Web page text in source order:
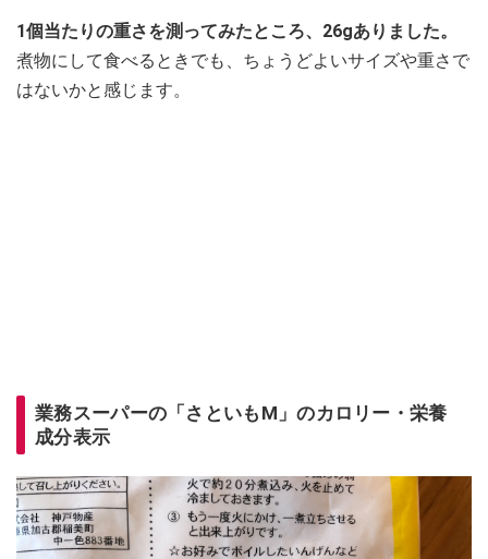
1個当たりの重さを測ってみたところ、26gありました。
煮物にして食べるときでも、ちょうどよいサイズや重さで
はないかと感じます。
業務スーパーの「さといもM」のカロリー・栄養
成分表示